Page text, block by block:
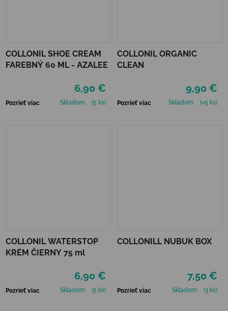
COLLONIL SHOE CREAM
FAREBNÝ 60 ML - AZALEE
6,90 €
Pozrieť viac Skladom (5 ks)
COLLONIL ORGANIC
CLEAN
9,90 €
Pozrieť viac Skladom (>5 ks)
COLLONIL WATERSTOP
KRÉM ČIERNY 75 ml
6,90 €
Pozrieť viac Skladom (5 ks)
COLLONILL NUBUK BOX
7,50 €
Pozrieť viac Skladom (3 ks)